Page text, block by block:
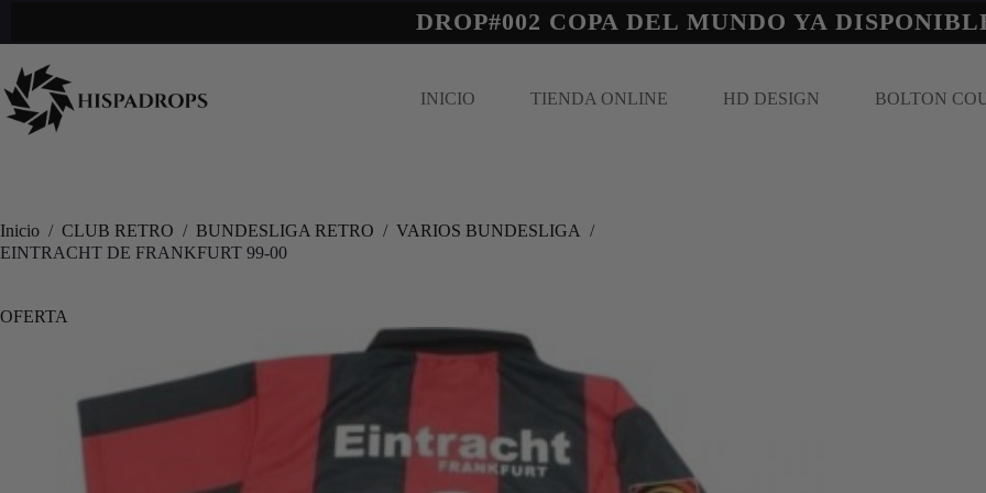
DROP#002 COPA DEL MUNDO YA
INICIO TIENDA ONLINE HD DESIGN BOLTON
Inicio / CLUB RETRO / BUNDESLIGA RETRO / VARIOS BUNDESLIGA /
EINTRACHT DE FRANKFURT 99-00
OFERTA